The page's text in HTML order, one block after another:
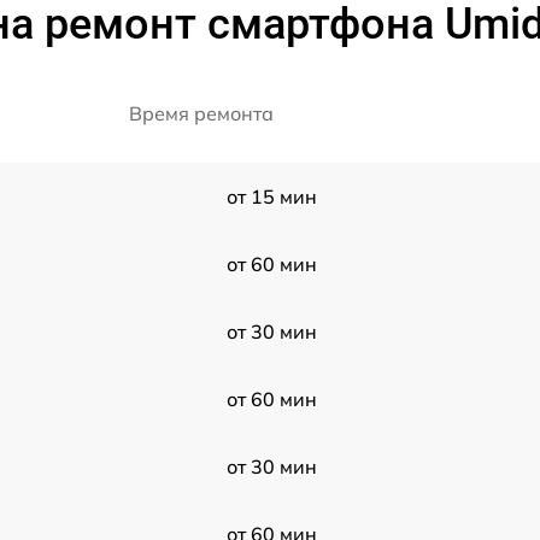
ремонт смартфона
Время ремонта
от 15 мин
от 60 мин
от 30 мин
от 60 мин
от 30 мин
от 60 мин